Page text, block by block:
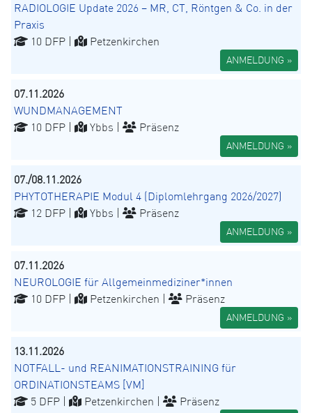
RADIOLOGIE Update 2026 – MR, CT, Röntgen & Co. in der
Praxis
10 DFP |
Petzenkirchen
ANMELDUNG »
07.11.2026
WUNDMANAGEMENT
10 DFP |
Ybbs | Präsenz
ANMELDUNG »
07./08.11.2026
PHYTOTHERAPIE Modul 4 (Diplomlehrgang 2026/2027)
12 DFP |
Ybbs | Präsenz
ANMELDUNG »
07.11.2026
NEUROLOGIE für Allgemeinmediziner*innen
10 DFP |
Petzenkirchen | Präsenz
ANMELDUNG »
13.11.2026
NOTFALL- und REANIMATIONSTRAINING für
ORDINATIONSTEAMS [VM]
5 DFP |
Petzenkirchen | Präsenz